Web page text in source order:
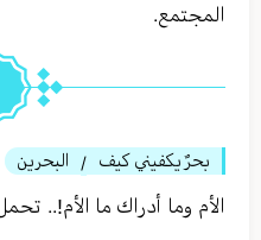
المجتمع.
بحرٌ يكفيني كيف / البحرين
الأم وما أدراك ما الأم!..